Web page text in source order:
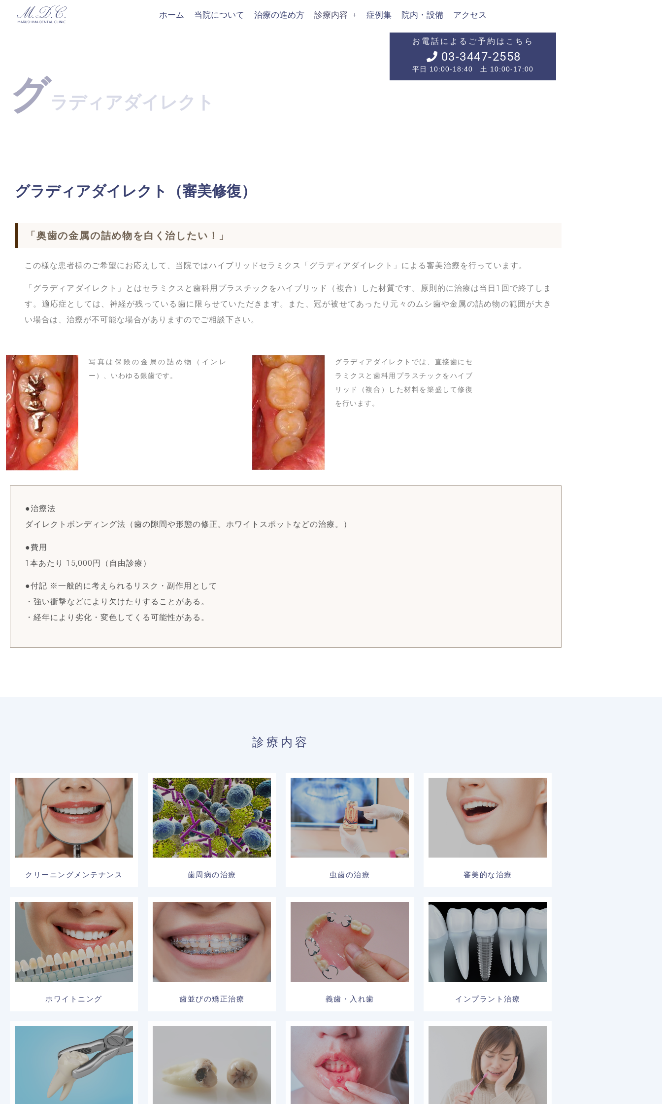
ホーム 当院について 治療の進め方 診療内容 症例集 院内・設備 アクセス
お電話によるご予約はこちら
03-3447-2558
平日 10:00-18:40 土 10:00-17:00
グラディアダイレクト
グラディアダイレクト（審美修復）
「奥歯の金属の詰め物を白く治したい！」
この様な患者様のご希望にお応えして、当院ではハイブリッドセラミクス「グラディアダイレクト」による審美治療を行っています。
「グラディアダイレクト」とはセラミクスと歯科用プラスチックをハイブリッド（複合）した材質です。原則的に治療は当日1回で終了しま
す。適応症としては、神経が残っている歯に限らせていただきます。また、冠が被せてあったり元々のムシ歯や金属の詰め物の範囲が大き
い場合は、治療が不可能な場合がありますのでご相談下さい。
写真は保険の金属の詰め物（インレ
ー）、いわゆる銀歯です。
グラディアダイレクトでは、直接歯にセ
ラミクスと歯科用プラスチックをハイブ
リッド（複合）した材料を築盛して修復
を行います。
●治療法
ダイレクトボンディング法（歯の隙間や形態の修正。ホワイトスポットなどの治療。）
●費用
1本あたり 15,000円（自由診療）
●付記 ※一般的に考えられるリスク・副作用として
・強い衝撃などにより欠けたりすることがある。
・経年により劣化・変色してくる可能性がある。
診療内容
クリーニングメンテナンス 歯周病の治療 虫歯の治療 審美的な治療
ホワイトニング 歯並びの矯正治療 義歯・入れ歯 インプラント治療